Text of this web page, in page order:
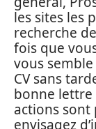
les sites les
recherche
fois que
vous
CV sans
bonne lettre
actions
envisagez